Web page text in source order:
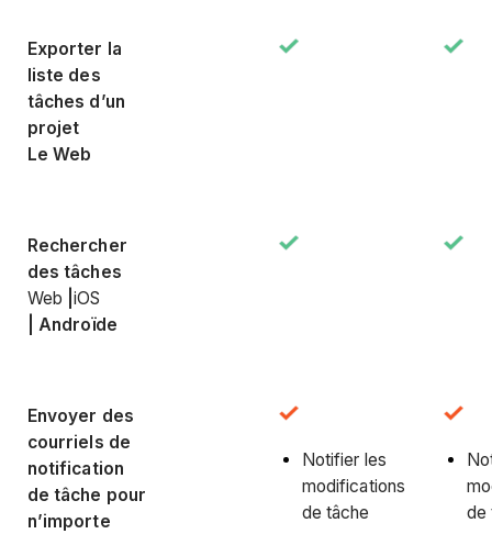
Exporter la
liste des
tâches d’un
projet
Le Web
Rechercher
des tâches
Web |iOS
Androïde
Envoyer des
courriels de
notification
de tâche pour
n’importe
Notifier les
modifications
de tâche
de